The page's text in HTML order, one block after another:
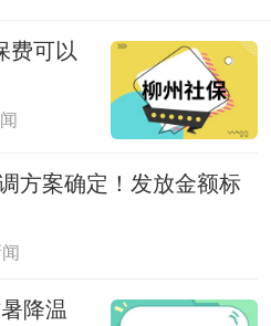
费可以
方案确定！发放金额标
降温